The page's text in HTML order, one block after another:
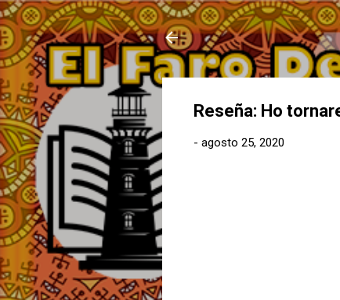
Reseña: Ho
- agosto 25, 2020